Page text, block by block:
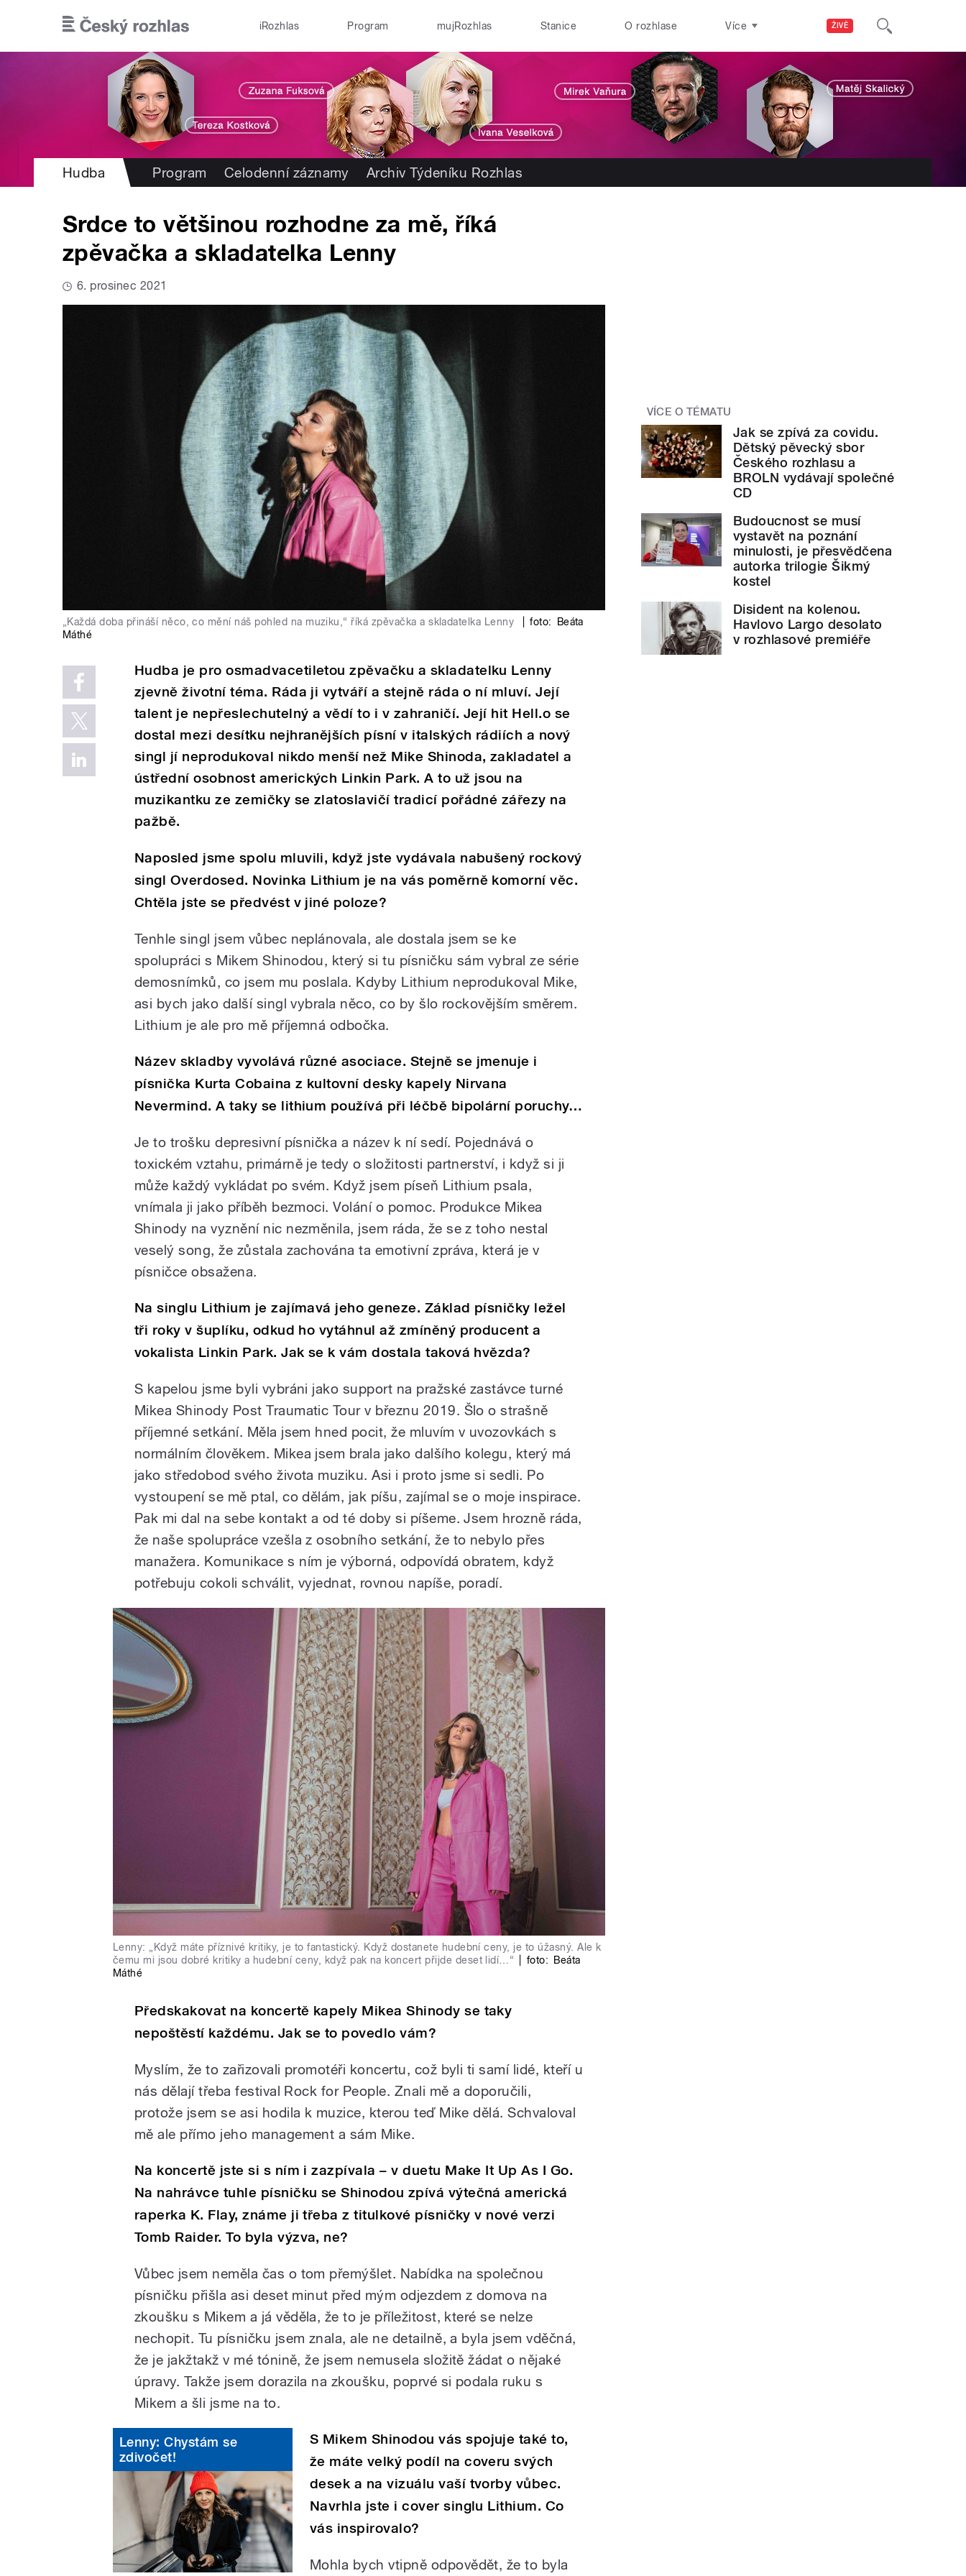
ŽIVĚ
iRozhlas Program mujRozhlas Stanice O rozhlase Více
Hudba Program Celodenní záznamy Archiv Týdeníku Rozhlas
Srdce to většinou rozhodne za mě, říká
zpěvačka a skladatelka Lenny
6. prosinec 2021
„Každá doba přináší něco, co mění náš pohled na muziku,“ říká zpěvačka a skladatelka Lenny foto:
Beáta
Máthé
Hudba je pro osmadvacetiletou zpěvačku a skladatelku Lenny
zjevně životní téma. Ráda ji vytváří a stejně ráda o ní mluví. Její
talent je nepřeslechutelný a vědí to i v zahraničí. Její hit Hell.o se
dostal mezi desítku nejhranějších písní v italských rádiích a nový
singl jí neprodukoval nikdo menší než Mike Shinoda, zakladatel a
ústřední osobnost amerických Linkin Park. A to už jsou na
muzikantku ze zemičky se zlatoslavičí tradicí pořádné zářezy na
pažbě.
Naposled jsme spolu mluvili, když jste vydávala nabušený rockový
singl Overdosed. Novinka Lithium je na vás poměrně komorní věc.
Chtěla jste se předvést v jiné poloze?
Tenhle singl jsem vůbec neplánovala, ale dostala jsem se ke
spolupráci s Mikem Shinodou, který si tu písničku sám vybral ze série
demosnímků, co jsem mu poslala. Kdyby Lithium neprodukoval Mike,
asi bych jako další singl vybrala něco, co by šlo rockovějším směrem.
Lithium je ale pro mě příjemná odbočka.
Název skladby vyvolává různé asociace. Stejně se jmenuje i
písnička Kurta Cobaina z kultovní desky kapely Nirvana
Nevermind. A taky se lithium používá při léčbě bipolární poruchy…
Je to trošku depresivní písnička a název k ní sedí. Pojednává o
toxickém vztahu, primárně je tedy o složitosti partnerství, i když si ji
může každý vykládat po svém. Když jsem píseň Lithium psala,
vnímala ji jako příběh bezmoci. Volání o pomoc. Produkce Mikea
Shinody na vyznění nic nezměnila, jsem ráda, že se z toho nestal
veselý song, že zůstala zachována ta emotivní zpráva, která je v
písničce obsažena.
Na singlu Lithium je zajímavá jeho geneze. Základ písničky ležel
tři roky v šuplíku, odkud ho vytáhnul až zmíněný producent a
vokalista Linkin Park. Jak se k vám dostala taková hvězda?
S kapelou jsme byli vybráni jako support na pražské zastávce turné
Mikea Shinody Post Traumatic Tour v březnu 2019. Šlo o strašně
příjemné setkání. Měla jsem hned pocit, že mluvím v uvozovkách s
normálním člověkem. Mikea jsem brala jako dalšího kolegu, který má
jako středobod svého života muziku. Asi i proto jsme si sedli. Po
vystoupení se mě ptal, co dělám, jak píšu, zajímal se o moje inspirace.
Pak mi dal na sebe kontakt a od té doby si píšeme. Jsem hrozně ráda,
že naše spolupráce vzešla z osobního setkání, že to nebylo přes
manažera. Komunikace s ním je výborná, odpovídá obratem, když
potřebuju cokoli schválit, vyjednat, rovnou napíše, poradí.
Lenny: „Když máte příznivé kritiky, je to fantastický. Když dostanete hudební ceny, je to úžasný. Ale k
čemu mi jsou dobré kritiky a hudební ceny, když pak na koncert přijde deset lidí…“
foto:
Beáta
Máthé
Předskakovat na koncertě kapely Mikea Shinody se taky
nepoštěstí každému. Jak se to povedlo vám?
Myslím, že to zařizovali promotéři koncertu, což byli ti samí lidé, kteří u
nás dělají třeba festival Rock for People. Znali mě a doporučili,
protože jsem se asi hodila k muzice, kterou teď Mike dělá. Schvaloval
mě ale přímo jeho management a sám Mike.
Na koncertě jste si s ním i zazpívala – v duetu Make It Up As I Go.
Na nahrávce tuhle písničku se Shinodou zpívá výtečná americká
raperka K. Flay, známe ji třeba z titulkové písničky v nové verzi
Tomb Raider. To byla výzva, ne?
Vůbec jsem neměla čas o tom přemýšlet. Nabídka na společnou
písničku přišla asi deset minut před mým odjezdem z domova na
zkoušku s Mikem a já věděla, že to je příležitost, které se nelze
nechopit. Tu písničku jsem znala, ale ne detailně, a byla jsem vděčná,
že je jakžtakž v mé tónině, že jsem nemusela složitě žádat o nějaké
úpravy. Takže jsem dorazila na zkoušku, poprvé si podala ruku s
Mikem a šli jsme na to.
Lenny: Chystám se
zdivočet!
S Mikem Shinodou vás spojuje také to,
že máte velký podíl na coveru svých
desek a na vizuálu vaší tvorby vůbec.
Navrhla jste i cover singlu Lithium. Co
vás inspirovalo?
Mohla bych vtipně odpovědět, že to byla
VÍCE O TÉMATU
Jak se zpívá za covidu.
Dětský pěvecký sbor
Českého rozhlasu a
BROLN vydávají společné
CD
Budoucnost se musí
vystavět na poznání
minulosti, je přesvědčena
autorka trilogie Šikmý
kostel
Disident na kolenou.
Havlovo Largo desolato
v rozhlasové premiéře